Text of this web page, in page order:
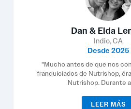
Dan & Elda
Indio, CA
Desde 2025
"Mucho antes de que nos
franquiciados de Nutrishop,
Nutrishop. Durante
LEER MÁS